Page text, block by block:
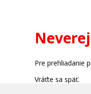
Pre prehliadanie
Vráťte sa späť.